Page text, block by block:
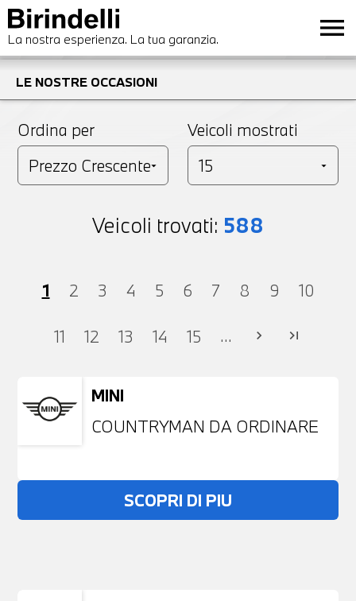
La nostra esperienza. La tua garanzia. menu
LE NOSTRE OCCASIONI
Ordina per Veicoli mostrati
Veicoli trovati: 588
1 2 3 4 5 6 7 8 9 10
11 12 13 14 15 ... chevron_right last_page
MINI
COUNTRYMAN DA ORDINARE
SCOPRI DI PIU
Non stai trovando ciò che cerchi?